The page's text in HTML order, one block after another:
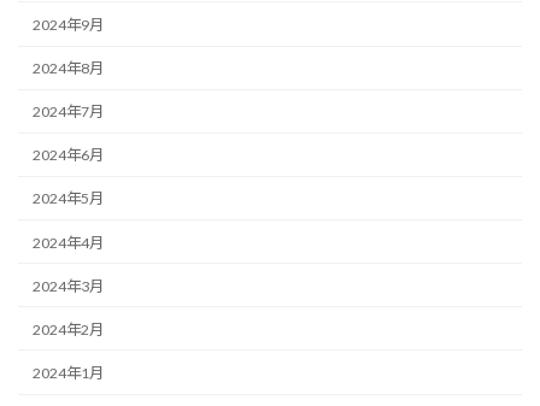
2024年9月
2024年8月
2024年7月
2024年6月
2024年5月
2024年4月
2024年3月
2024年2月
2024年1月